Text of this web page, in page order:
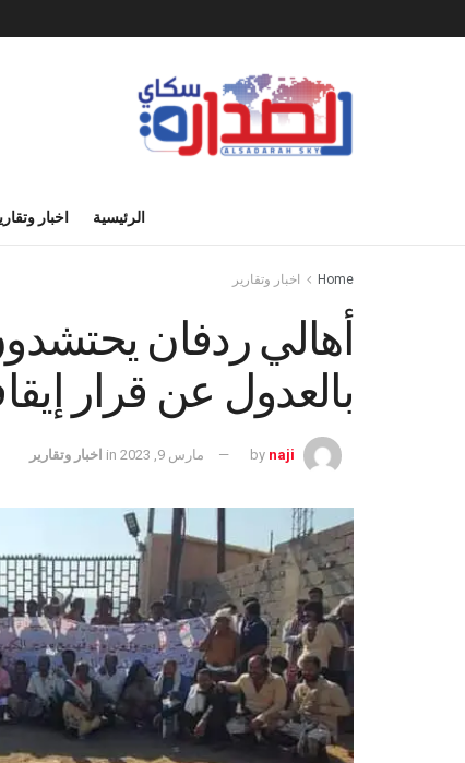
الرئيسية اخبار
Home اخبار وتقارير
أهالي ردفان
بالعدول عن قرار
by naji مارس 9, 2023 in اخبار وتقارير